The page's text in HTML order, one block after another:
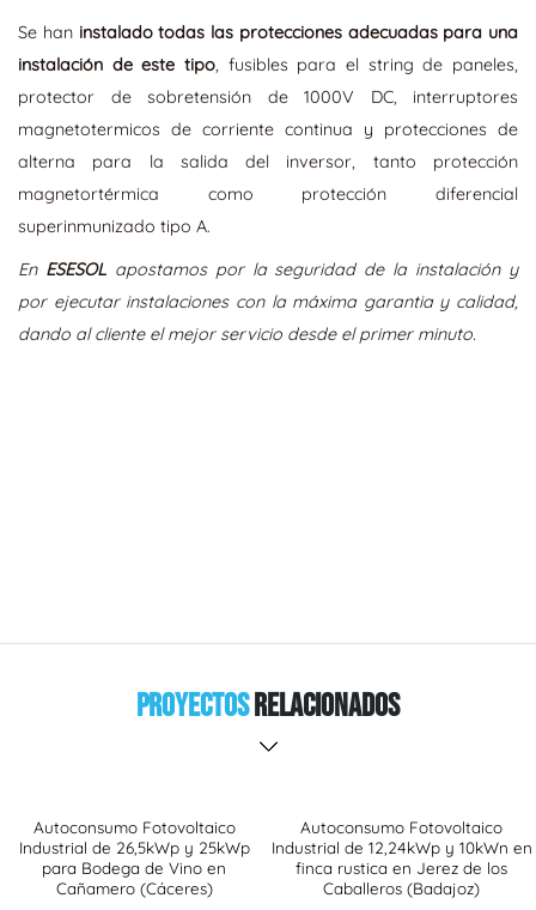
Se haninstalado todas las protecciones adecuadas para una
instalación de este tipo, fusibles para el string de paneles,
protector de sobretensión de 1000V DC, interruptores
magnetotermicos de corriente continua y protecciones de
alterna para la salida del inversor, tanto protección
magnetortérmica como protección diferencial
superinmunizado tipo A.
En ESESOL apostamos por la seguridad de la instalación y
por ejecutar instalaciones con la máxima garantia y calidad,
dando al cliente el mejor servicio desde el primer minuto.
ProyectosRelacionados
Autoconsumo Fotovoltaico
Industrial de 26,5kWp y 25kWp
para Bodega de Vino en
Cañamero (Cáceres)
Autoconsumo Fotovoltaico
Industrial de 12,24kWp y 10kWn en
finca rustica en Jerez de los
Caballeros (Badajoz)